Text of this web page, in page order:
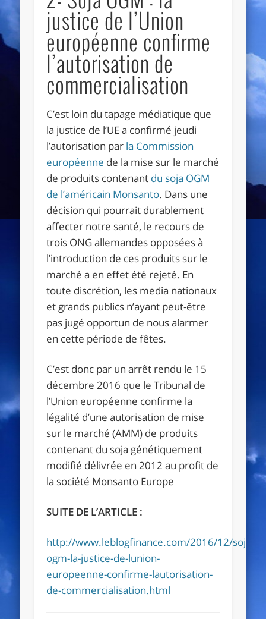
justice de l’Union
européenne confirme
l’autorisation de
commercialisation
C’est loin du tapage médiatique que
la justice de l’UE a confirmé jeudi
l’autorisation par la Commission
européenne de la mise sur le marché
de produits contenant du soja OGM
de l’américain Monsanto. Dans une
décision qui pourrait durablement
affecter notre santé, le recours de
trois ONG allemandes opposées à
l’introduction de ces produits sur le
marché a en effet été rejeté. En
toute discrétion, les media nationaux
et grands publics n’ayant peut-être
pas jugé opportun de nous alarmer
en cette période de fêtes.
C’est donc par un arrêt rendu le 15
décembre 2016 que le Tribunal de
l’Union européenne confirme la
légalité d’une autorisation de mise
sur le marché (AMM) de produits
contenant du soja génétiquement
modifié délivrée en 2012 au profit de
la société Monsanto Europe
SUITE DE L’ARTICLE :
http://www.leblogfinance.com/2016/12/soja-
ogm-la-justice-de-lunion-
europeenne-confirme-lautorisation-
de-commercialisation.html